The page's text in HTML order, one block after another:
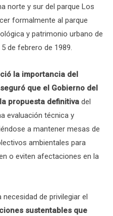
norte y sur del parque Los
formalmente al parque
y patrimonio urbano de
de febrero de 1989.
la importancia del
que el Gobierno del
propuesta definitiva del
evaluación técnica y
a mantener mesas de
ambientales para
o eviten afectaciones en la
de privilegiar el
sustentables que